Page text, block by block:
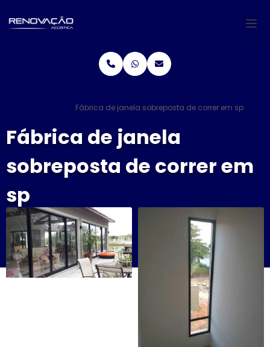
Fábrica de janela sobreposta de correr em sp
Fábrica de janela
sobreposta de correr em
sp